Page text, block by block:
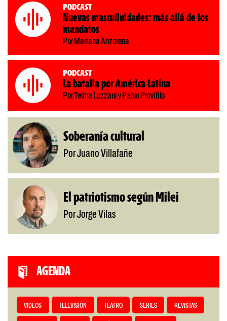
Podcast
Nuevas masculinidades: más allá de los
mandatos
Por Mariana Anzorena
Podcast
La batalla por América Latina
Por Telma Luzzani y Pablo Provitilo
Soberanía cultural
Por Juano Villafañe
El patriotismo según Milei
Por Jorge Vilas
AGENDA
VIDEOS TELEVISIÓN TEATRO SERIES REVISTAS